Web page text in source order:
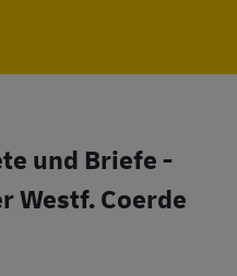
und Briefe -
Westf. Coerde